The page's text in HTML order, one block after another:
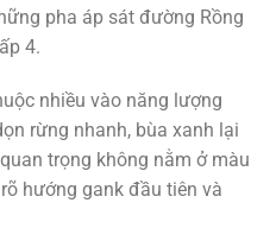
pha áp sát đường Rồng
4.
nhiều vào năng lượng
rừng nhanh, bùa xanh lại
trọng không nằm ở màu
hướng gank đầu tiên và